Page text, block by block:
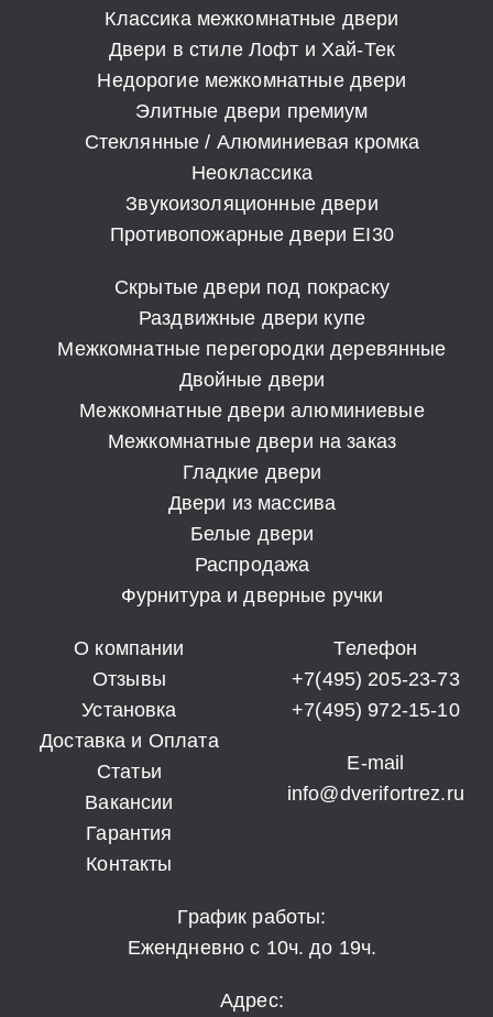
Классика межкомнатные двери
Двери в стиле Лофт и Хай-Тек
Недорогие межкомнатные двери
Элитные двери премиум
Стеклянные / Алюминиевая кромка
Неоклассика
Звукоизоляционные двери
Противопожарные двери EI30
Скрытые двери под покраску
Раздвижные двери купе
Межкомнатные перегородки деревянные
Двойные двери
Межкомнатные двери алюминиевые
Межкомнатные двери на заказ
Гладкие двери
Двери из массива
Белые двери
Распродажа
Фурнитура и дверные ручки
О компании
Отзывы
Установка
Доставка и Оплата
Статьи
Вакансии
Гарантия
Контакты
Телефон
+7(495) 205-23-73
+7(495) 972-15-10
E-mail
info@dverifortrez.ru
График работы:
Ежендневно с 10ч. до 19ч.
Адрес: